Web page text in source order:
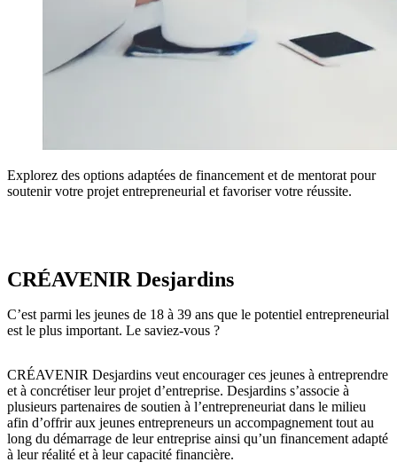
Explorez des options adaptées de financement et de mentorat pour
soutenir votre projet entrepreneurial et favoriser votre réussite.
CRÉAVENIR Desjardins
C’est parmi les jeunes de 18 à 39 ans que le potentiel entrepreneurial
est le plus important. Le saviez-vous ?
CRÉAVENIR Desjardins veut encourager ces jeunes à entreprendre
et à concrétiser leur projet d’entreprise. Desjardins s’associe à
plusieurs partenaires de soutien à l’entrepreneuriat dans le milieu
afin d’offrir aux jeunes entrepreneurs un accompagnement tout au
long du démarrage de leur entreprise ainsi qu’un financement adapté
à leur réalité et à leur capacité financière.